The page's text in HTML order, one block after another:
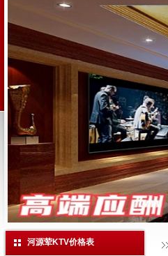
河源荤KTV价格表